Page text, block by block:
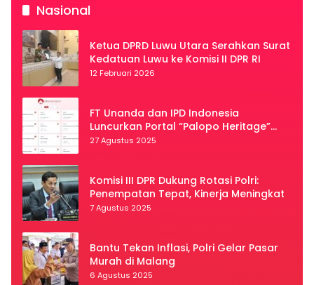
Nasional
Ketua DPRD Luwu Utara Serahkan Surat
Kedatuan Luwu ke Komisi II DPR RI
12 Februari 2026
FT Unanda dan IPD Indonesia
Luncurkan Portal “Palopo Heritage”
Secara Virtual
27 Agustus 2025
Komisi III DPR Dukung Rotasi Polri:
Penempatan Tepat, Kinerja Meningkat
7 Agustus 2025
Bantu Tekan Inflasi, Polri Gelar Pasar
Murah di Malang
6 Agustus 2025